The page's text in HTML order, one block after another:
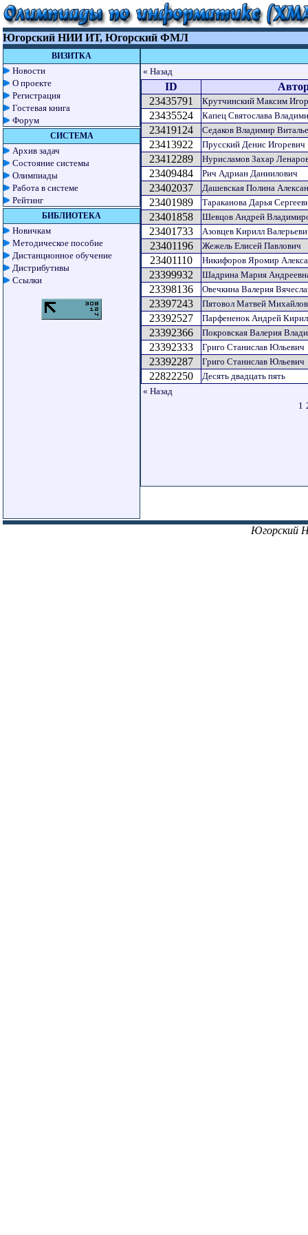
Югорский НИИ ИТ, Югорский ФМЛ
ВИЗИТКА
Новости
О проекте
Регистрация
Гостевая книга
Форум
СИСТЕМА
Архив задач
Состояние системы
Олимпиады
Работа в системе
Рейтинг
БИБЛИОТЕКА
Новичкам
Методическое пособие
Дистанционное обучение
Дистрибутивы
Ссылки
« Назад
ID
23435791
Крутчинский Максим
23435524 Капец Святослава
23419124 Седаков Владимир
23413922 Прусский Денис Игоревич
23412289 Нурисламов Захар
23409484 Рич Адриан Даниилович
23402037 Дашевская Полина
23401989 Тараканова Дарья
23401858 Шевцов Андрей
23401733 Азовцев Кирилл
23401196 Жежель Елисей Павлович
23401110 Никифоров Яромир
23399932 Шадрина Мария
23398136 Овечкина Валерия
23397243 Пятовол Матвей
23392527 Парфененок Андрей
23392366 Покровская Валерия
23392333 Григо Станислав Юльевич
23392287 Григо Станислав Юльевич
22822250
Десять двадцать пять
« Назад
1
Югорский